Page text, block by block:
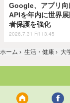
Google、アプリ向
APIを年内に世界
者保護を強化
2026.7.31 Fri 13:45
ホーム › 生活・健康 › 大